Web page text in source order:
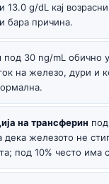
13.0 g/dL кај
бара причина.
под 30 ng/mL обично
на железо, дури и
на трансферин
дека железото не
под 10% често има